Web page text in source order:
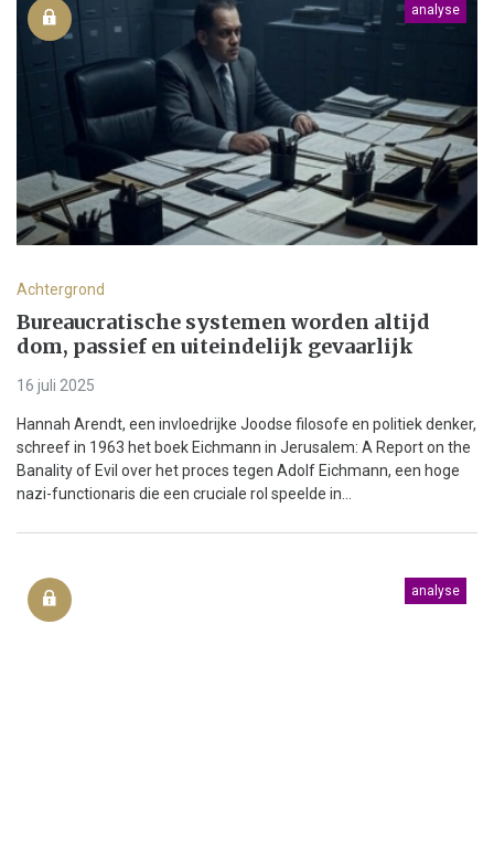
analyse
Achtergrond
Bureaucratische systemen worden altijd
dom, passief en uiteindelijk gevaarlijk
16 juli 2025
Hannah Arendt, een invloedrijke Joodse filosofe en politiek denker,
schreef in 1963 het boek Eichmann in Jerusalem: A Report on the
Banality of Evil over het proces tegen Adolf Eichmann, een hoge
nazi-functionaris die een cruciale rol speelde in...
analyse